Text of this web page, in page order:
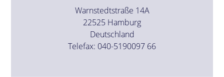
Warnstedtstraße 14A
22525 Hamburg
Deutschland
Telefax: 040-5190097 66